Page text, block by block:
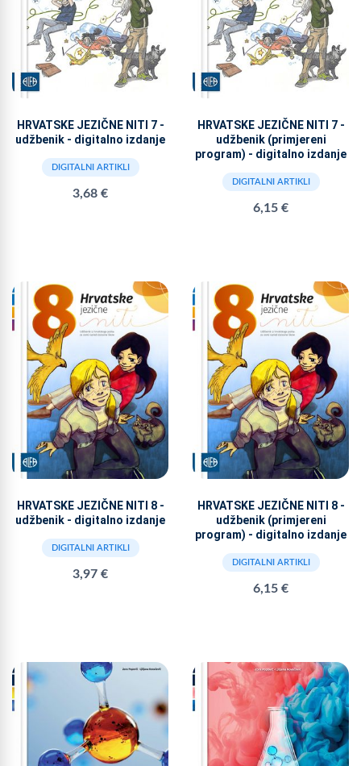
HRVATSKE JEZIČNE NITI 7 -
udžbenik - digitalno izdanje
DIGITALNI ARTIKLI
3,68 €
HRVATSKE JEZIČNE NITI 7 -
udžbenik (primjereni
program) - digitalno izdanje
DIGITALNI ARTIKLI
6,15 €
HRVATSKE JEZIČNE NITI 8 -
udžbenik - digitalno izdanje
DIGITALNI ARTIKLI
3,97 €
HRVATSKE JEZIČNE NITI 8 -
udžbenik (primjereni
program) - digitalno izdanje
DIGITALNI ARTIKLI
6,15 €